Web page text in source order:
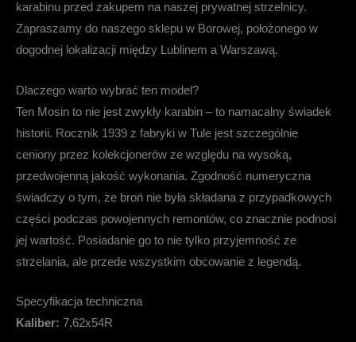
karabinu przed zakupem na naszej prywatnej strzelnicy.
Zapraszamy do naszego sklepu w Borowej, położonego w
dogodnej lokalizacji między Lublinem a Warszawą.
Dlaczego warto wybrać ten model?
Ten Mosin to nie jest zwykły karabin – to namacalny świadek
historii. Rocznik 1939 z fabryki w Tule jest szczególnie
ceniony przez kolekcjonerów ze względu na wysoką,
przedwojenną jakość wykonania. Zgodność numeryczna
świadczy o tym, że broń nie była składana z przypadkowych
części podczas powojennych remontów, co znacznie podnosi
jej wartość. Posiadanie go to nie tylko przyjemność ze
strzelania, ale przede wszystkim obcowanie z legendą.
Specyfikacja techniczna
Kaliber: 7,62x54R